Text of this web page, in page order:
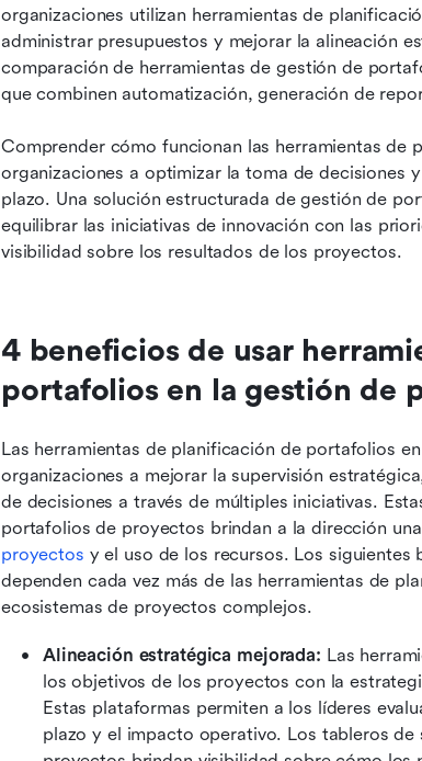
organizaciones utilizan herramientas de
administrar presupuestos y mejorar la alineación
comparación de herramientas de gestión de
que combinen automatización, generación de
Comprender cómo funcionan las herramientas de
organizaciones a optimizar la toma de decisiones
plazo. Una solución estructurada de gestión de
equilibrar las iniciativas de innovación con las
visibilidad sobre los resultados de los proyectos.
4 beneficios de usar
portafolios en la gestión de
Las herramientas de planificación de portafolios
organizaciones a mejorar la supervisión
de decisiones a través de múltiples iniciativas.
portafolios de proyectos brindan a la dirección
proyectos y el uso de los recursos. Los
dependen cada vez más de las herramientas de
ecosistemas de proyectos complejos.
Alineación estratégica mejorada: Las
los objetivos de los proyectos con la
Estas plataformas permiten a los líderes
plazo y el impacto operativo. Los tableros